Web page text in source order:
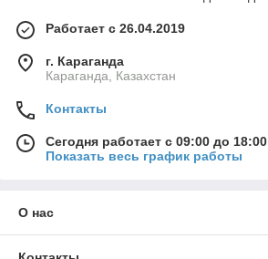
Работает с 26.04.2019
г. Караганда
Караганда, Казахстан
Контакты
Сегодня работает с 09:00 до 18:00
Показать весь график работы
О нас